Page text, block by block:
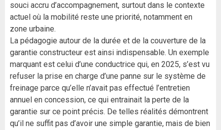
souci accru d’accompagnement, surtout dans le contexte
actuel où la mobilité reste une priorité, notamment en
zone urbaine.
La pédagogie autour de la durée et de la couverture de la
garantie constructeur est ainsi indispensable. Un exemple
marquant est celui d’une conductrice qui, en 2025, s’est vu
refuser la prise en charge d’une panne sur le système de
freinage parce qu’elle n’avait pas effectué l’entretien
annuel en concession, ce qui entrainait la perte de la
garantie sur ce point précis. De telles réalités démontrent
qu’il ne suffit pas d’avoir une simple garantie, mais de bien